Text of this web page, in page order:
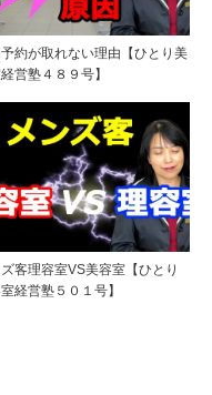
約が取れない理由【ひとり美
営塾４８９号】
ズ客理容室VS美容室【ひとり
経営塾５０１号】